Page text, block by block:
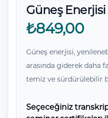
Güneş
₺849,00
Güneş enerjisi,
arasında giderek daha
temiz ve sürdürülebilir
Seçeceğiniz